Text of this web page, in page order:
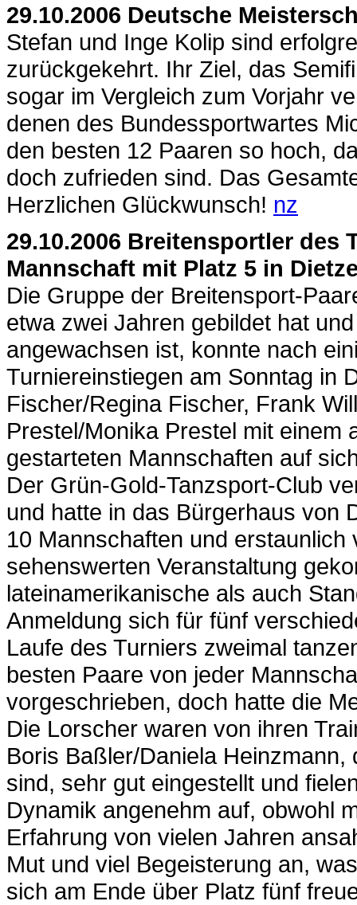
29.10.2006 Deutsche
Stefan und Inge Kolip sind
zurückgekehrt. Ihr Ziel, das
sogar im Vergleich zum Vorjahr
denen des Bundessportwartes
den besten 12 Paaren so hoch,
doch zufrieden sind. Das
Herzlichen Glückwunsch! nz
29.10.2006 Breitensportler des
Mannschaft mit Platz 5 in
Die Gruppe der Breitensport-
etwa zwei Jahren gebildet hat
angewachsen ist, konnte nach
Turniereinstiegen am Sonntag in
Fischer/Regina Fischer, Frank
Prestel/Monika Prestel mit einem
gestarteten Mannschaften auf
Der Grün-Gold-Tanzsport-Club
und hatte in das Bürgerhaus von
10 Mannschaften und
sehenswerten Veranstaltung
lateinamerikanische als auch
Anmeldung sich für fünf
Laufe des Turniers zweimal
besten Paare von jeder
vorgeschrieben, doch hatte die
Die Lorscher waren von ihren
Boris Baßler/Daniela
sind, sehr gut eingestellt und
Dynamik angenehm auf, obwohl
Erfahrung von vielen Jahren
Mut und viel Begeisterung an,
sich am Ende über Platz fünf